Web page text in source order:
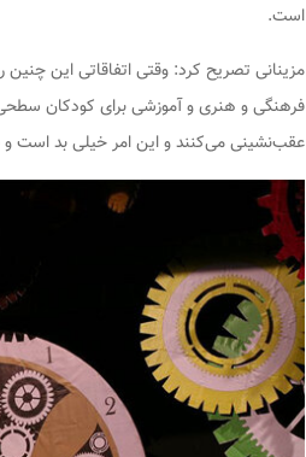
است.
مزینانی تصریح کرد: وقتی اتفاقاتی این
فرهنگی و هنری و آموزشی برای کودکان
عقب‌نشینی می‌کنند و این امر خیلی بد است